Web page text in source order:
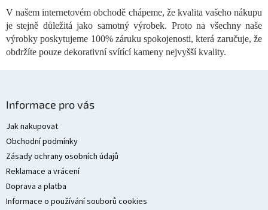
r
v
k
y
v
V našem internetovém obchodě chápeme, že kvalita vašeho nákupu
je stejně důležitá jako samotný výrobek. Proto na všechny naše
výrobky poskytujeme 100% záruku spokojenosti, která zaručuje, že
obdržíte pouze dekorativní svítící kameny nejvyšší kvality.
Informace pro vás
Jak nakupovat
Obchodní podmínky
Zásady ochrany osobních údajů
Reklamace a vrácení
Doprava a platba
Informace o používání souborů cookies